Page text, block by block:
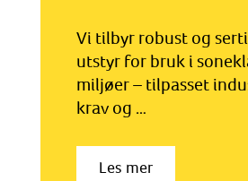
Vi tilbyr robust og
utstyr for bruk i
miljøer – tilpasset
krav og …
Les mer